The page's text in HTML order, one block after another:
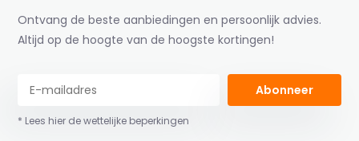
Ontvang de beste aanbiedingen en persoonlijk advies.
Altijd op de hoogte van de hoogste kortingen!
Abonneer
* Lees hier de wettelijke beperkingen